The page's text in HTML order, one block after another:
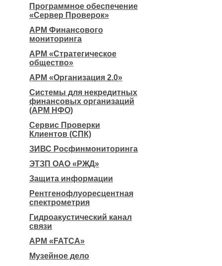
Программное обеспечение
«Сервер Проверок»
АРМ Финансового
мониторинга
АРМ «Стратегическое
общество»
АРМ «Организация 2.0»
Системы для некредитных
финансовых организаций
(АРМ НФО)
Сервис Проверки
Клиентов (СПК)
ЗИВС Росфинмониторинга
ЭТЗП ОАО «РЖД»
Защита информации
Рентгенофлуоресцентная
спектрометрия
Гидроакустический канал
связи
АРМ «FATCA»
Музейное дело